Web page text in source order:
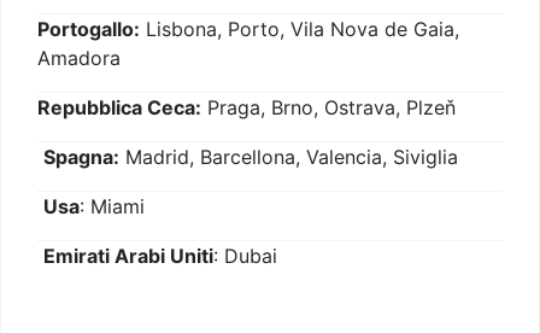
Portogallo: Lisbona, Porto, Vila Nova de Gaia,
Amadora
Repubblica Ceca: Praga, Brno, Ostrava, Plzeň
Spagna: Madrid, Barcellona, Valencia, Siviglia
Usa: Miami
Emirati Arabi Uniti: Dubai